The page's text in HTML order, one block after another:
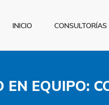
INICIO CONSULTORÍAS
EN EQUIPO: